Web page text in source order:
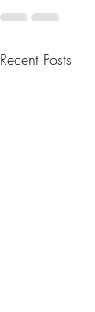
Recent Posts